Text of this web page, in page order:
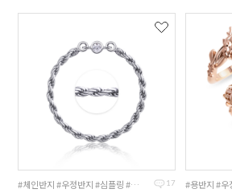
17
#체인반지 #우정반지 #심플링 #레이어드링